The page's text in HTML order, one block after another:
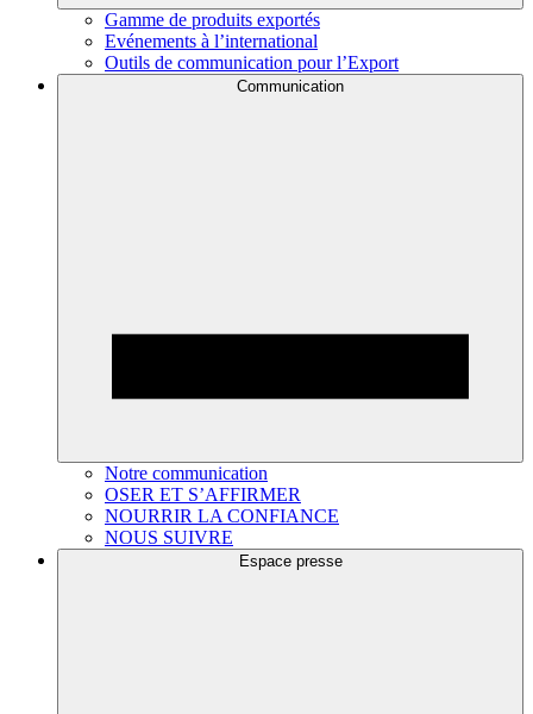
Gamme de produits exportés
Evénements à l’international
Outils de communication pour l’Export
Communication
Notre communication
OSER ET S’AFFIRMER
NOURRIR LA CONFIANCE
NOUS SUIVRE
Espace presse